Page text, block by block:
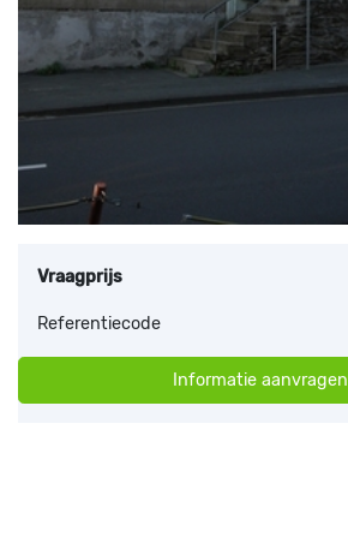
Vraagprijs
Referentiecode
Informatie aanvragen